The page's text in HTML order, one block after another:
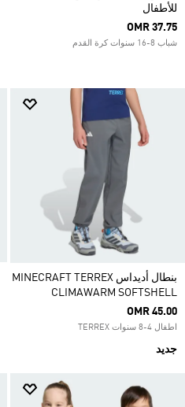
للأطفال
OMR 37.75
شباب 8-16 سنوات كرة القدم
بنطال أديداس MINECRAFT TERREX
CLIMAWARM SOFTSHELL
OMR 45.00
اطفال 4-8 سنوات TERREX
جديد